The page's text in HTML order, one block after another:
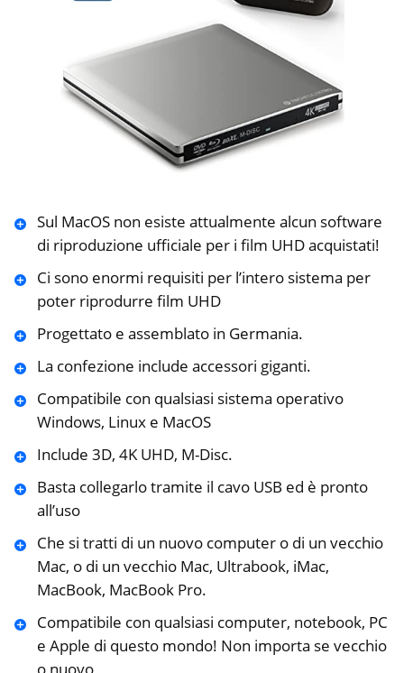
Sul MacOS non esiste attualmente alcun software
di riproduzione ufficiale per i film UHD acquistati!
Ci sono enormi requisiti per l’intero sistema per
poter riprodurre film UHD
Progettato e assemblato in Germania.
La confezione include accessori giganti.
Compatibile con qualsiasi sistema operativo
Windows, Linux e MacOS
Include 3D, 4K UHD, M-Disc.
Basta collegarlo tramite il cavo USB ed è pronto
all’uso
Che si tratti di un nuovo computer o di un vecchio
Mac, o di un vecchio Mac, Ultrabook, iMac,
MacBook, MacBook Pro.
Compatibile con qualsiasi computer, notebook, PC
e Apple di questo mondo! Non importa se vecchio